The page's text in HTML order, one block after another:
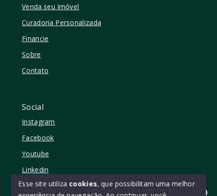
Venda seu Imóvel
Curadoria Personalizada
Financie
Sobre
Contato
Social
Instagram
Facebook
Youtube
Linkedin
Esse site utiliza cookies, que possibilitam uma melhor